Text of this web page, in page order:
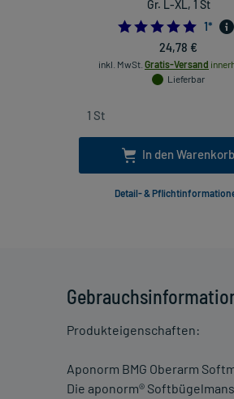
Produkteigenschaften:
Aponorm BMG Oberarm
Die aponorm®
Gr. L-XL, 1 St
5.0
1*
24,78 €
inkl. MwSt. Gratis-Versand
Lieferbar
In den Warenkorb
Detail- &